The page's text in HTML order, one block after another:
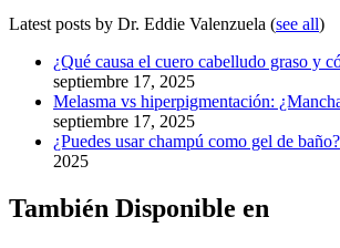
Latest posts by Dr. Eddie Valenzuela (see all)
¿Qué causa el cuero cabelludo graso y
septiembre 17, 2025
Melasma vs hiperpigmentación:
septiembre 17, 2025
¿Puedes usar champú como gel de baño?
2025
También Disponible en